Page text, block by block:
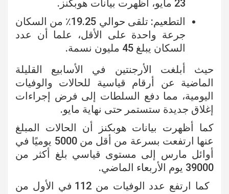
23 مايو، أظهرت بيانات هوبكنز.
التطعيم: تلقى حوالي 19.25٪ من السكان
جرعة واحدة على الأقل، علما أن عدد
السكان يبلغ 45 مليون نسمة.
حيث أبلغت الأرجنتين في الأسابيع القليلة
الماضية عن أرقام قياسية للحالات والوفيات
اليومية، مما دفع السلطات إلى فرض إجراءات
إغلاق جديدة ستستمر حتى نهاية مايو.
كما أظهرت بيانات هوبكنز أن الحالات المبلغ
عنها ارتفعت بسرعة من أقل من 5000 يوميًا في
أوائل مارس إلى مستوى قياسي بلغ أكثر من
39000 يوم الأربعاء الماضي.
كما ارتفع عدد الوفيات من 112 في الأول من